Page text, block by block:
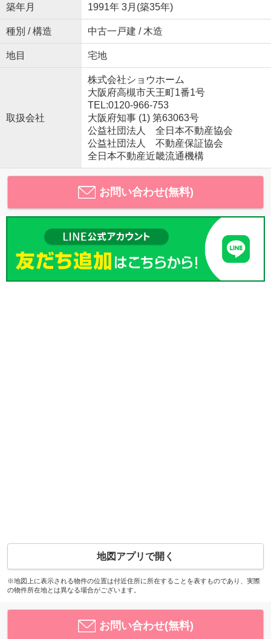
築年月 1991年 3月(築35年)
種別 / 構造 中古一戸建 / 木造
地目 宅地
取扱会社
株式会社ショウホーム
大阪府高槻市天王町1番1号
TEL:0120-966-753
大阪府知事 (1) 第63063号
公益社団法人 全日本不動産協会
公益社団法人 不動産保証協会
全日本不動産近畿流通機構
お問い合わせ(無料)
地図アプリで開く
※地図上に表示される物件の位置は付近住所に所在することを表すものであり、実際
の物件所在地とは異なる場合がございます。
お問い合わせ(無料)